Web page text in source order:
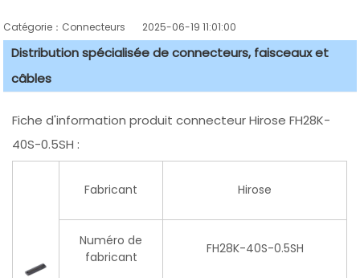
Catégorie：Connecteurs 2025-06-19 11:01:00
Distribution spécialisée de connecteurs, faisceaux et
câbles
Fiche d'information produit connecteur Hirose FH28K-
40S-0.5SH :
Fabricant Hirose
Numéro de
fabricant
FH28K-40S-0.5SH